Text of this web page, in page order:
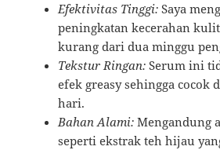
Efektivitas Tinggi: Saya
peningkatan kecerahan
kurang dari dua minggu
Tekstur Ringan: Serum ini
efek greasy sehingga cocok
hari.
Bahan Alami: Mengandung
seperti ekstrak teh hijau